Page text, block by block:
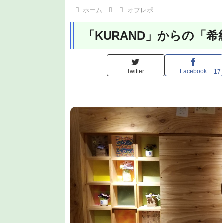
ホーム オフレポ
「KURAND」からの「
Twitter - Facebook 17